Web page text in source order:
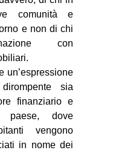
comunità e
e non di chi
con
un’espressione
sia
finanziario e
paese, dove
vengono
in nome dei